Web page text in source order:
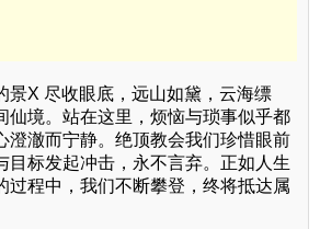
景X 尽收眼底，远山如黛，云海缥
仙境。站在这里，烦恼与琐事似乎都
澄澈而宁静。绝顶教会我们珍惜眼前
目标发起冲击，永不言弃。正如人生
过程中，我们不断攀登，终将抵达属